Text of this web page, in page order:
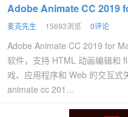
Adobe Animate CC 2019
麦克先生 15693浏览 0评论
Adobe Animate CC 2019 for
软件，支持 HTML 动画编辑和
戏、应用程序和 Web 的交互式
animate cc 201...